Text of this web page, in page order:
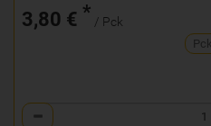
3,80 € * / Pck
Pck
Anzahl